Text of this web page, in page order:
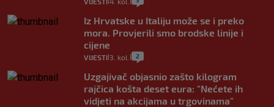
Iz Hrvatske u Italiju može se i preko
mora. Provjerili smo brodske linije i
cijene
VIJESTI 3. kol. 2
Uzgajivač objasnio zašto kilogram
rajčica košta deset eura: "Nećete ih
vidjeti na akcijama u trgovinama"